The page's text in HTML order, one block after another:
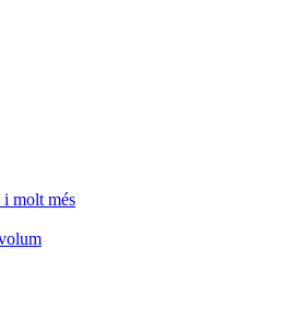
i molt més